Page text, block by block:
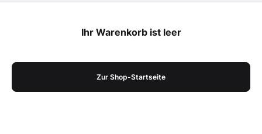
Ihr Warenkorb ist leer
Zur Shop-Startseite